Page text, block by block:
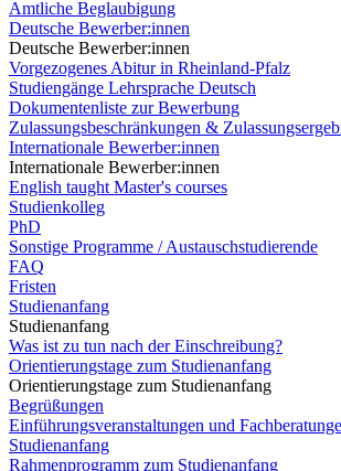
Amtliche Beglaubigung
Deutsche Bewerber:innen
Deutsche Bewerber:innen
Vorgezogenes Abitur in Rheinland-Pfalz
Studiengänge Lehrsprache Deutsch
Dokumentenliste zur Bewerbung
Zulassungsbeschränkungen &
Internationale Bewerber:innen
Internationale Bewerber:innen
English taught Master's courses
Studienkolleg
PhD
Sonstige Programme / Austauschstudierende
FAQ
Fristen
Studienanfang
Studienanfang
Was ist zu tun nach der Einschreibung?
Orientierungstage zum Studienanfang
Orientierungstage zum Studienanfang
Begrüßungen
Einführungsveranstaltungen und
Studienanfang
Rahmenprogramm zum Studienanfang